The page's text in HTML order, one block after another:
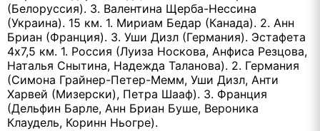
(Белоруссия). 3. Валентина Щерба-Нессина
(Украина). 15 км. 1. Мириам Бедар (Канада). 2. Анн
Бриан (Франция). 3. Уши Дизл (Германия). Эстафета
4х7,5 км. 1. Россия (Луиза Носкова, Анфиса Резцова,
Наталья Снытина, Надежда Таланова). 2. Германия
(Симона Грайнер-Петер-Мемм, Уши Дизл, Анти
Харвей (Мизерски), Петра Шааф). 3. Франция
(Дельфин Барле, Анн Бриан Буше, Вероника
Клаудель, Коринн Ньогре).